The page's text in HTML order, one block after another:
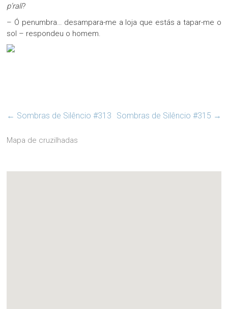
p’rali?
– Ó penumbra… desampara-me a loja que estás a tapar-me o
sol – respondeu o homem.
← Sombras de Silêncio #313 Sombras de Silêncio #315 →
Mapa de cruzilhadas